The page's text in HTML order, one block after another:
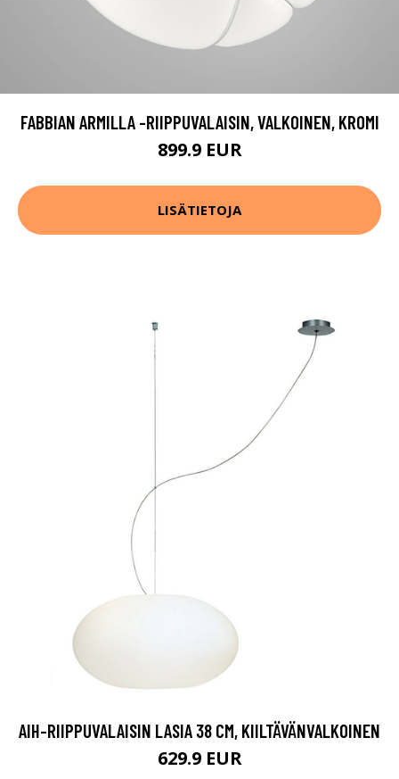
FABBIAN ARMILLA -RIIPPUVALAISIN, VALKOINEN, KROMI
899.9 EUR
LISÄTIETOJA
AIH-RIIPPUVALAISIN LASIA 38 CM, KIILTÄVÄNVALKOINEN
629.9 EUR